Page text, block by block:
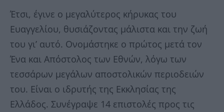
Έτσι, έγινε ο μεγαλύτερος κήρυκας του
Ευαγγελίου, θυσιάζοντας μάλιστα και την ζωή
του γι’ αυτό. Ονομάστηκε ο πρώτος μετά τον
Ένα και Απόστολος των Εθνών, λόγω των
τεσσάρων μεγάλων αποστολικών περιοδειών
του. Είναι ο ιδρυτής της Εκκλησίας της
Ελλάδος. Συνέγραψε 14 επιστολές προς τις